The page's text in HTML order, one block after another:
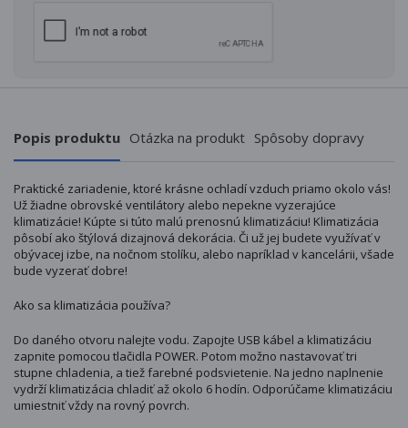
Popis produktu Otázka na produkt Spôsoby dopravy
Praktické zariadenie, ktoré krásne ochladí vzduch priamo okolo vás!
Už žiadne obrovské ventilátory alebo nepekne vyzerajúce
klimatizácie! Kúpte si túto malú prenosnú klimatizáciu! Klimatizácia
pôsobí ako štýlová dizajnová dekorácia. Či už jej budete využívať v
obývacej izbe, na nočnom stolíku, alebo napríklad v kancelárii, všade
bude vyzerať dobre!
Ako sa klimatizácia používa?
Do daného otvoru nalejte vodu. Zapojte USB kábel a klimatizáciu
zapnite pomocou tlačidla POWER. Potom možno nastavovať tri
stupne chladenia, a tiež farebné podsvietenie. Na jedno naplnenie
vydrží klimatizácia chladiť až okolo 6 hodín. Odporúčame klimatizáciu
umiestniť vždy na rovný povrch.